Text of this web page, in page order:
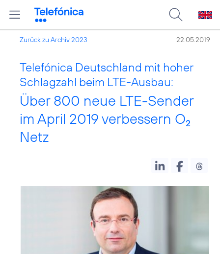
Zurück zu Archiv 2023 22.05.2019
Telefónica Deutschland mit hoher
Schlagzahl beim LTE-Ausbau:
Über 800 neue LTE-Sender
im April 2019 verbessern O2
Netz